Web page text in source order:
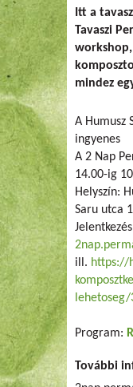
Itt a
Tavaszi
workshop,
mindez
A Humusz
ingyenes
A 2 Nap
14.00-ig
Helyszín:
Saru utca
ill. https://
Program:
További